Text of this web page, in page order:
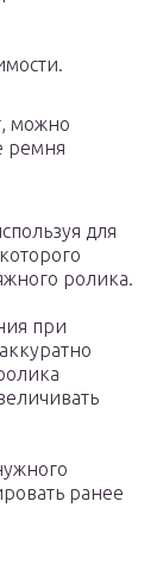
можно
ремня
для
ролика.
при
ранее